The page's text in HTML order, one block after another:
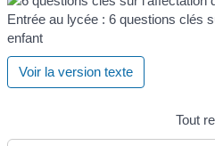
Entrée au lycée : 6 questions clés
enfant
Voir la version texte
Tout